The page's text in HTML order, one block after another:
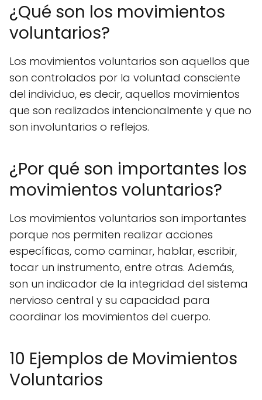
¿Qué son los movimientos
voluntarios?
Los movimientos voluntarios son aquellos que
son controlados por la voluntad consciente
del individuo, es decir, aquellos movimientos
que son realizados intencionalmente y que no
son involuntarios o reflejos.
¿Por qué son importantes los
movimientos voluntarios?
Los movimientos voluntarios son importantes
porque nos permiten realizar acciones
específicas, como caminar, hablar, escribir,
tocar un instrumento, entre otras. Además,
son un indicador de la integridad del sistema
nervioso central y su capacidad para
coordinar los movimientos del cuerpo.
10 Ejemplos de Movimientos
Voluntarios